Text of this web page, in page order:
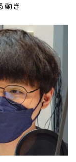
動き